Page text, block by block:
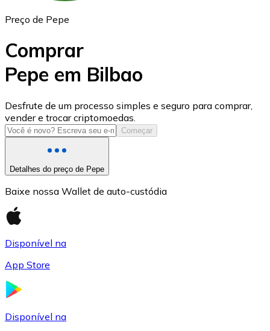
USD Coin
USDC
Preço de Pepe
Comprar
Pepe em Bilbao
Desfrute de um processo simples e seguro para comprar,
vender e trocar criptomoedas.
Começar
Detalhes do preço de Pepe
Baixe nossa Wallet de auto-custódia
Disponível na
App Store
Disponível na